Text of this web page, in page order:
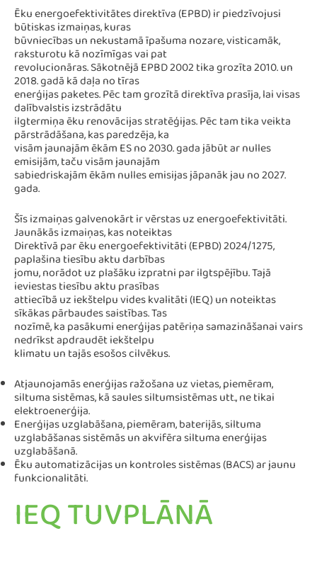
Ēku energoefektivitātes direktīva (EPBD) ir piedzīvojusi
būtiskas izmaiņas, kuras
būvniecības un nekustamā īpašuma nozare, visticamāk,
raksturotu kā nozīmīgas vai pat
revolucionāras. Sākotnējā EPBD 2002 tika grozīta 2010. un
2018. gadā kā daļa no tīras
enerģijas paketes. Pēc tam grozītā direktīva prasīja, lai visas
dalībvalstis izstrādātu
ilgtermiņa ēku renovācijas stratēģijas. Pēc tam tika veikta
pārstrādāšana, kas paredzēja, ka
visām jaunajām ēkām ES no 2030. gada jābūt ar nulles
emisijām, taču visām jaunajām
sabiedriskajām ēkām nulles emisijas jāpanāk jau no 2027.
gada.
Šīs izmaiņas galvenokārt ir vērstas uz energoefektivitāti.
Jaunākās izmaiņas, kas noteiktas
Direktīvā par ēku energoefektivitāti (EPBD) 2024/1275,
paplašina tiesību aktu darbības
jomu, norādot uz plašāku izpratni par ilgtspējību. Tajā
ieviestas tiesību aktu prasības
attiecībā uz iekštelpu vides kvalitāti (IEQ) un noteiktas
sīkākas pārbaudes saistības. Tas
nozīmē, ka pasākumi enerģijas patēriņa samazināšanai vairs
nedrīkst apdraudēt iekštelpu
klimatu un tajās esošos cilvēkus.
Atjaunojamās enerģijas ražošana uz vietas, piemēram,
siltuma sistēmas, kā saules siltumsistēmas utt., ne tikai
elektroenerģija.
Enerģijas uzglabāšana, piemēram, baterijās, siltuma
uzglabāšanas sistēmās un akvifēra siltuma enerģijas
uzglabāšanā.
Ēku automatizācijas un kontroles sistēmas (BACS) ar jaunu
funkcionalitāti.
IEQ TUVPLĀNĀ